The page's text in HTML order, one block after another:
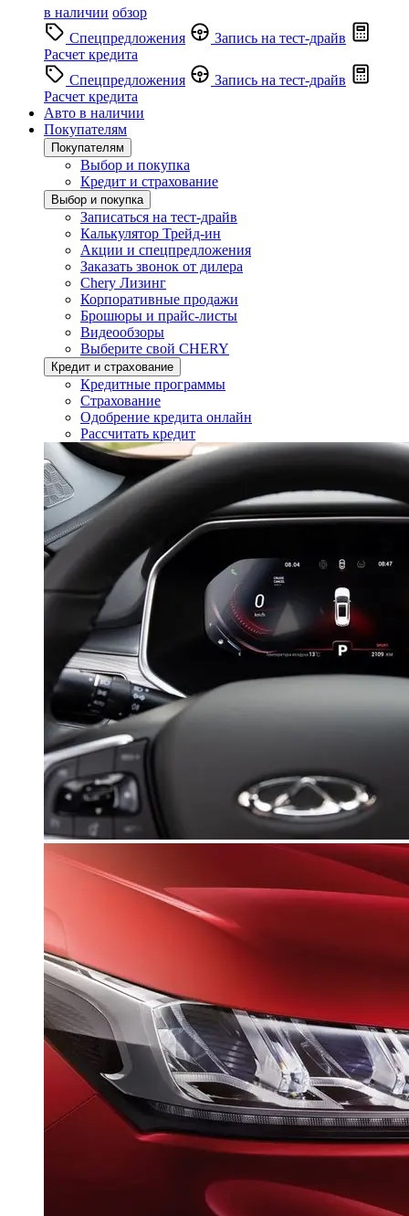
в наличии обзор
Спецпредложения
Запись на тест-драйв
Расчет кредита
Спецпредложения
Запись на тест-драйв
Расчет кредита
Авто в наличии
Покупателям
Покупателям
Выбор и покупка
Кредит и страхование
Выбор и покупка
Записаться на тест-драйв
Калькулятор Трейд-ин
Акции и спецпредложения
Заказать звонок от дилера
Chery Лизинг
Корпоративные продажи
Брошюры и прайс-листы
Видеообзоры
Выберите свой CHERY
Кредит и страхование
Кредитные программы
Страхование
Одобрение кредита онлайн
Рассчитать кредит